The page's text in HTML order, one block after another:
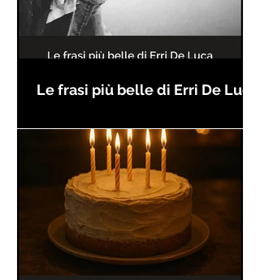
Le frasi più belle di Erri De Luca